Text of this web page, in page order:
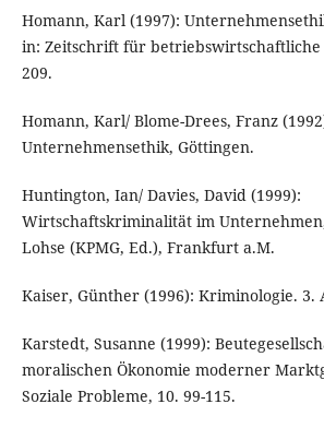
Homann, Karl (1997):
in: Zeitschrift für betriebswirtschaftliche
209.
Homann, Karl/ Blome-Drees, Franz
Unternehmensethik, Göttingen.
Huntington, Ian/ Davies, David (1999):
Wirtschaftskriminalität im
Lohse (KPMG, Ed.), Frankfurt a.M.
Kaiser, Günther (1996): Kriminologie. 3.
Karstedt, Susanne (1999):
moralischen Ökonomie moderner
Soziale Probleme, 10. 99-115.